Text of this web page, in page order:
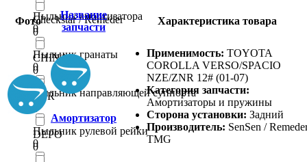
Пыльник амортизатора
0
Пыльник гранаты
0
Пыльник направляющей суппорта
0
Пыльник рулевой рейки
0
Checkstar / Remeder
0
CHINA
0
CTR
0
DEPO
0
Фото
Название
запчасти
Характеристика товара
Амортизатор
Применимость: TOYOTA
COROLLA VERSO/SPACIO
NZE/ZNR 12# (01-07)
Категория запчасти:
Амортизаторы и пружины
Сторона установки: Задний
Производитель: SenSen /
TMG